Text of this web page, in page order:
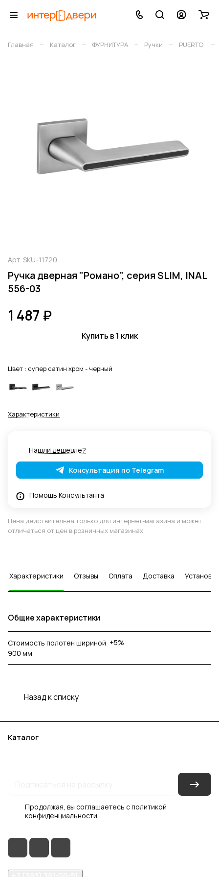
Главная – Каталог – ФУРНИТУРА – Ручки – PUERTO –
Арт. SKU-11720
Ручка дверная "Романо", серия SLIM, INAL
556-03
1 487 ₽
Купить в 1 клик
Цвет : супер сатин хром - черный
Характеристики
Нашли дешевле?
Консультация по Telegram
Помощь Консультанта
Цена действительна только для интернет-магазина и может
отличаться от цен в розничных магазинах
Характеристики Отзывы Оплата Доставка Установка
Общие характеристики
Стоимость полотен шириной
900 мм
+5%
Назад к списку
Каталог
Продолжая, вы соглашаетесь сполитикой
конфиденциальности